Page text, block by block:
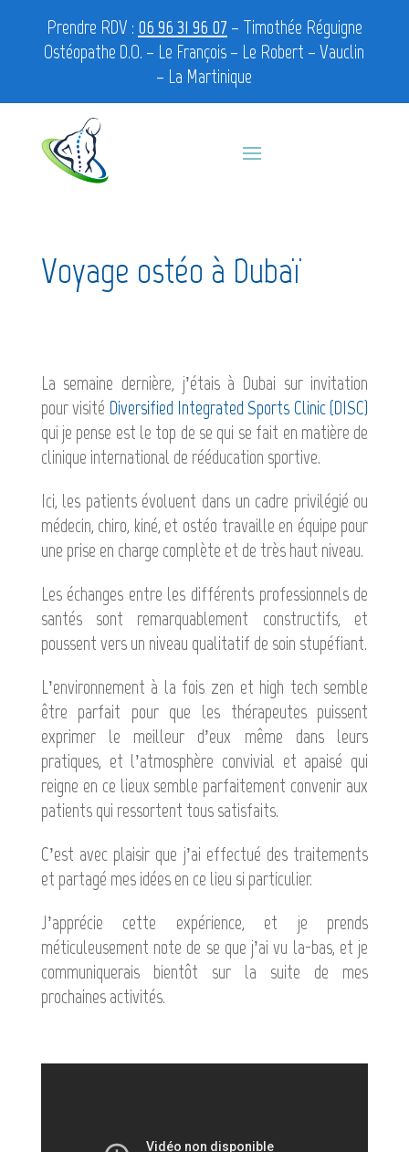
Prendre RDV : 06 96 31 96 07 – Timothée Réguigne
Ostéopathe D.O. – Le François – Le Robert – Vauclin
– La Martinique
Voyage ostéo à Dubaï
La semaine dernière, j’étais à Dubai sur invitation
pour visité Diversified Integrated Sports Clinic (DISC)
qui je pense est le top de se qui se fait en matière de
clinique international de rééducation sportive.
Ici, les patients évoluent dans un cadre privilégié ou
médecin, chiro, kiné, et ostéo travaille en équipe pour
une prise en charge complète et de très haut niveau.
Les échanges entre les différents professionnels de
santés sont remarquablement constructifs, et
poussent vers un niveau qualitatif de soin stupéfiant.
L’environnement à la fois zen et high tech semble
être parfait pour que les thérapeutes puissent
exprimer le meilleur d’eux même dans leurs
pratiques, et l’atmosphère convivial et apaisé qui
reigne en ce lieux semble parfaitement convenir aux
patients qui ressortent tous satisfaits.
C’est avec plaisir que j’ai effectué des traitements
et partagé mes idées en ce lieu si particulier.
J’apprécie cette expérience, et je prends
méticuleusement note de se que j’ai vu la-bas, et je
communiquerais bientôt sur la suite de mes
prochaines activités.